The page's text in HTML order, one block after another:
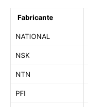
Fabricante
NATIONAL
NSK
NTN
PFI